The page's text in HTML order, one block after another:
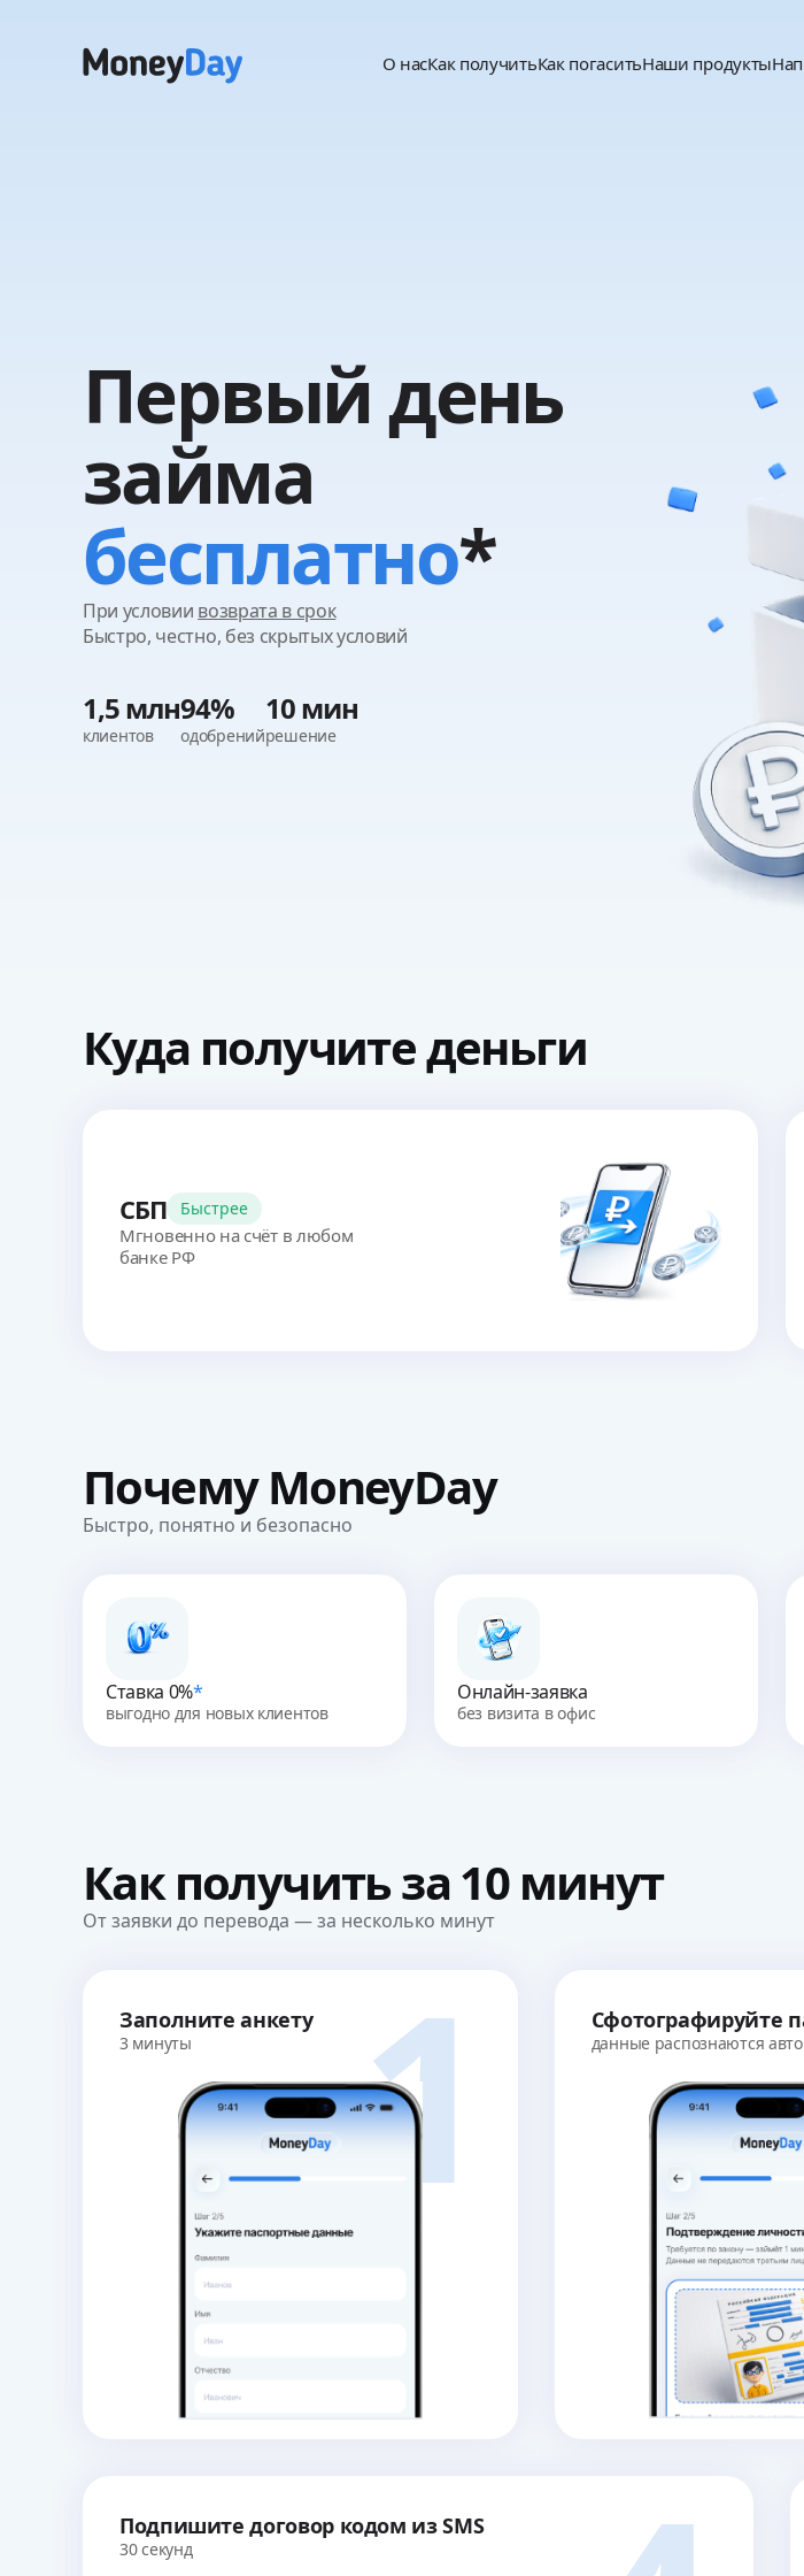
О насКак получитьКак погаситьНаши продукты
Первый день
займа
бесплатно*
При условии возврата в срок
Быстро, честно, без скрытых условий
1,5 млн
клиентов
94%
одобрений
10 мин
решение
Куда получите деньги
СБП Быстрее
Мгновенно на счёт в любом
банке РФ
ПочемуMoneyDay
Быстро, понятно и безопасно
Ставка 0%*
выгодно для новых клиентов
Онлайн-заявка
без визита в офис
Как получитьза 10 минут
От заявки до перевода — за несколько минут
1
Заполните анкету
3 минуты
Сфотографируйте
данные распознаются
Подпишите договор кодом из SMS
30 секунд